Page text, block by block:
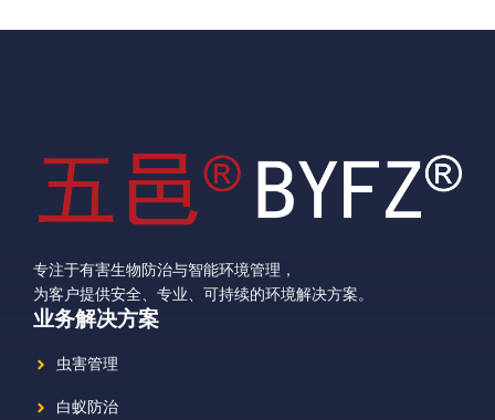
专注于有害生物防治与智能环境管理，
为客户提供安全、专业、可持续的环境解决方案。
业务解决方案
虫害管理
白蚁防治